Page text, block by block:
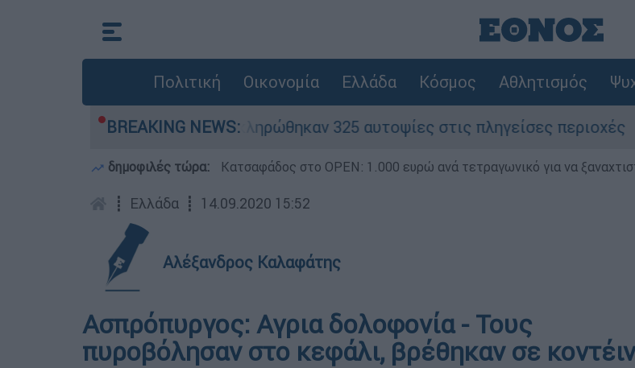
Πολιτική Οικονομία Ελλάδα Κόσμος Αθλητισμός
BREAKING NEWS:
«κόκκινα» - Ολοκληρώθηκαν 325 αυτοψίες στις πληγείσες περιοχές
δημοφιλές τώρα: Κατσαφάδος στο OPEN: 1.000 ευρώ ανά τετραγωνικό για να
┋ Ελλάδα ┋ 14.09.2020 15:52
Αλέξανδρος Καλαφάτης
Ασπρόπυργος: Αγρια δολοφονία - Τους
πυροβόλησαν στο κεφάλι, βρέθηκαν σε